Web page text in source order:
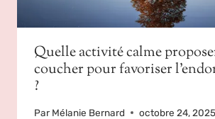
Quelle activité calme
coucher pour favoriser
?
Par Mélanie Bernard octobre 24, 2025